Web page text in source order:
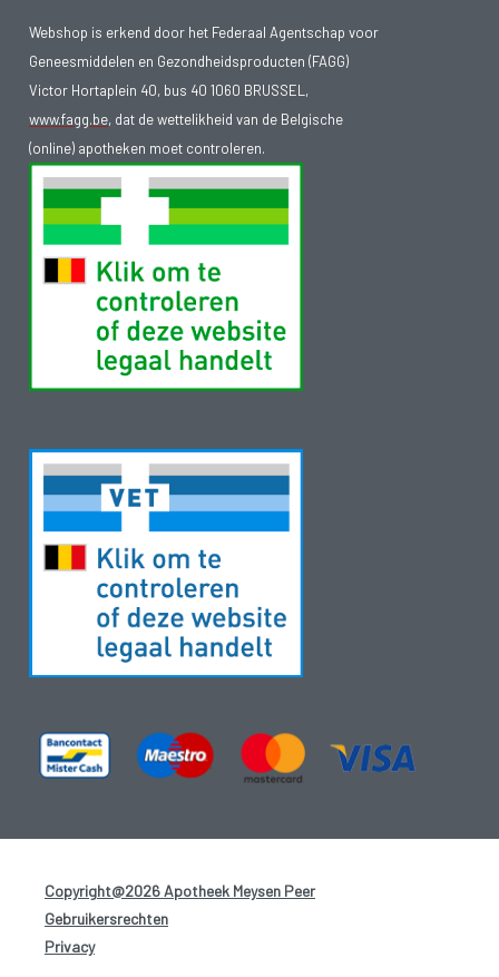
Webshop is erkend door het Federaal Agentschap voor
Geneesmiddelen en Gezondheidsproducten (FAGG)
Victor Hortaplein 40, bus 40 1060 BRUSSEL,
www.fagg.be, dat de wettelikheid van de Belgische
(online) apotheken moet controleren.
Copyright@2026 Apotheek Meysen Peer
Gebruikersrechten
Privacy-